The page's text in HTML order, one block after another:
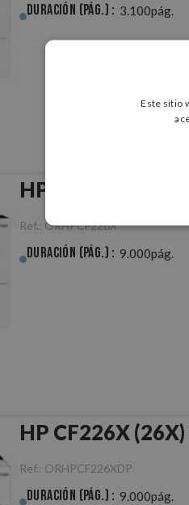
Duración (pág.) : 3.100pág.
HP CF226X
Ref.: ORHPCF226X
Duración (pág.) : 9.000pág.
HP CF226X
Ref.: ORHPCF226XDP
Duración (pág.) : 9.000pág.
Este sitio